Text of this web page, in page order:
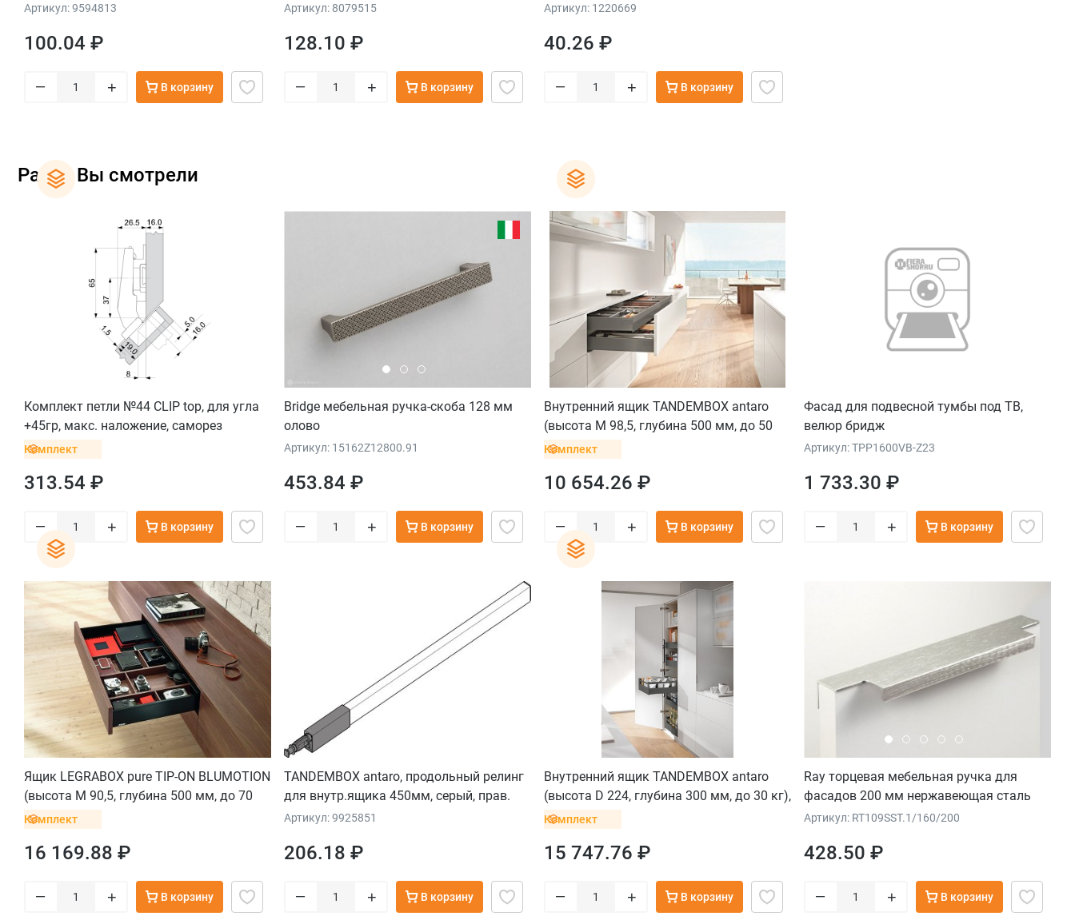
Артикул: 9594813
100.04 ₽
– + В корзину
Артикул: 8079515
128.10 ₽
– + В корзину
Артикул: 1220669
40.26 ₽
– + В корзину
Ранее Вы смотрели
Комплект петли №44 CLIP top, для угла
+45гр, макс. наложение, саморез
Комплект
313.54 ₽
– + В корзину
Bridge мебельная ручка-скоба 128 мм
олово
Артикул: 15162Z12800.91
453.84 ₽
– + В корзину
Внутренний ящик TANDEMBOX antaro
(высота M 98,5, глубина 500 мм, до 50
кг), серый орион
Комплект
10 654.26 ₽
– + В корзину
Фасад для подвесной тумбы под ТВ,
велюр бридж
Артикул: TPP1600VB-Z23
1 733.30 ₽
– + В корзину
Ящик LEGRABOX pure TIP-ON BLUMOTION
(высота M 90,5, глубина 500 мм, до 70
кг), терра-черный
Комплект
16 169.88 ₽
– + В корзину
TANDEMBOX antaro, продольный релинг
для внутр.ящика 450мм, серый, прав.
Артикул: 9925851
206.18 ₽
– + В корзину
Внутренний ящик TANDEMBOX antaro
(высота D 224, глубина 300 мм, до 30 кг),
серый орион
Комплект
15 747.76 ₽
– + В корзину
Ray торцевая мебельная ручка для
фасадов 200 мм нержавеющая сталь
Артикул: RT109SST.1/160/200
428.50 ₽
– + В корзину